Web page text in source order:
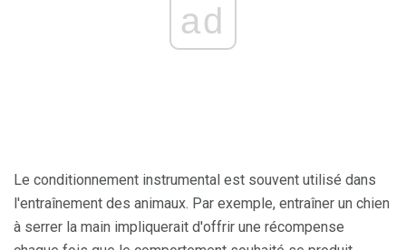
ad
Le conditionnement instrumental est souvent utilisé dans
l'entraînement des animaux. Par exemple, entraîner un chien
à serrer la main impliquerait d'offrir une récompense